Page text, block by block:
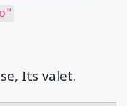
Its valet.